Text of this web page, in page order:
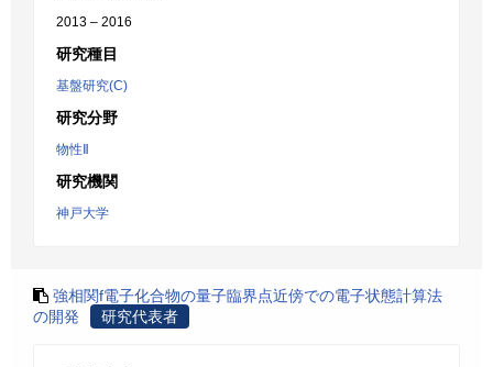
2013 – 2016
研究種目
基盤研究(C)
研究分野
物性Ⅱ
研究機関
神戸大学
強相関f電子化合物の量子臨界点近傍での電子状態計算法
の開発
研究代表者